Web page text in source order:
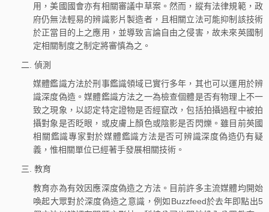
用，美國國會亦有相關審議中草案。然而，縱有法律規範，政
府仍無法輕易的辨識影片製造者，且相關立法可能抑制該技術
於正當目的上之應用，並導致言論自由之侵害，故未來英國制
定相關制度之制定將審慎為之。
二. 偵測
媒體鑑識方法於刑事鑑識領域已實行多年，其也可以運用於辨
識深度偽造。媒體鑑識方法之一為檢查個體是否有物理上不一
致之現象，以認定特定證物是否經竄改，包括拍攝過程中被拍
攝對象是否眨眼，或皮膚上顏色或陰影是否閃爍。雖目前英國
相關鑑識專家對於媒體鑑識方法是否可辨識深度偽造仍有疑
義，惟相關單位已經著手發展相關技術。
三. 教育
教育亦為有效因應深度偽造之方法。目前許多主流媒體均開始
喚起大眾對於深度偽造之意識，例如Buzzfeed於去年即點出5